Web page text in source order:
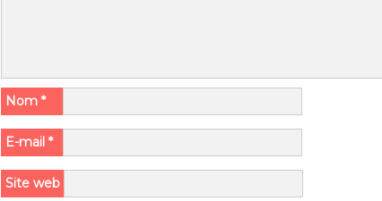
Nom *
E-mail *
Site web